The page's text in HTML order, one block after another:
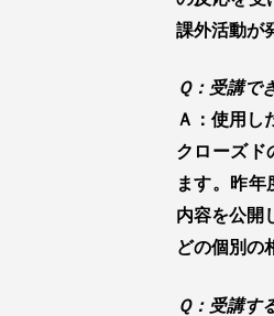
課外活動が
Ｑ：受講で
Ａ：使用し
クローズド
ます。昨
内容を公開
どの個別の
Ｑ：受講す